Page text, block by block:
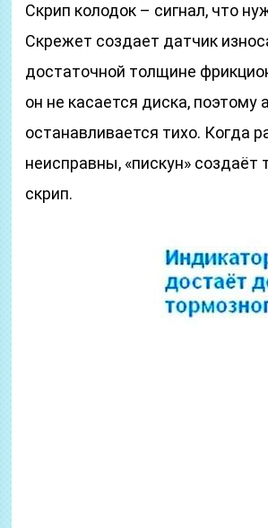
Скрип колодок – сигнал, что
Скрежет создает датчик
достаточной толщине
он не касается диска, поэтому
останавливается тихо. Когда
неисправны, «пискун» создаёт
скрип.